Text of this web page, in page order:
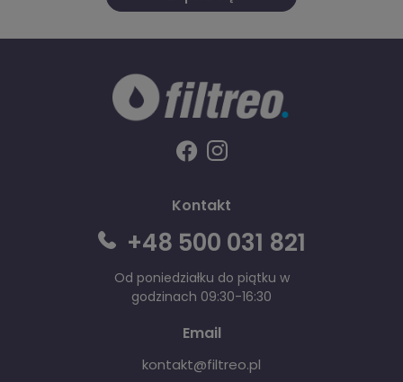
Kontakt
+48 500 031 821
Od poniedziałku do piątku w
godzinach 09:30-16:30
Email
kontakt@filtreo.pl